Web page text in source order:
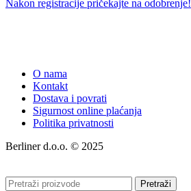
Nakon registracije pričekajte na odobrenje!
O nama
Kontakt
Dostava i povrati
Sigurnost online plaćanja
Politika privatnosti
Berliner d.o.o. © 2025
Pretraži